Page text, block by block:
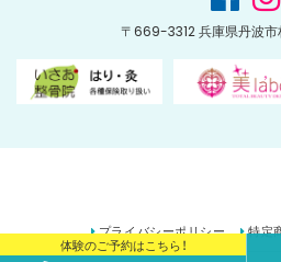
〒669-3312 兵庫県丹波市
体験のご予約はこちら！
プライバシーポリシー 特定